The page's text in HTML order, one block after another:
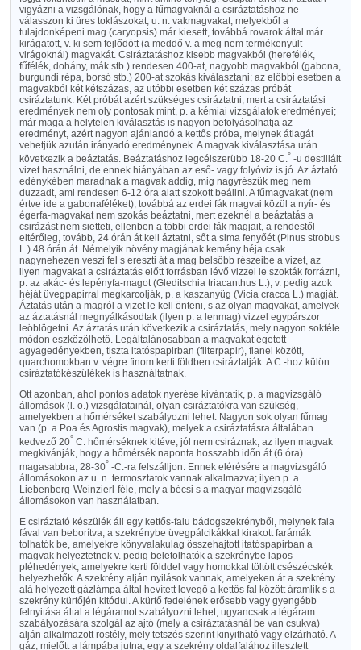
vigyázni a vizsgálónak, hogy a fűmagvaknál a csiráztatáshoz ne
válasszon ki üres toklászokat, u. n. vakmagvakat, melyekből a
tulajdonképeni mag (caryopsis) már kiesett, továbbá rovarok által már
kirágatott, v. ki sem fejlődött (a meddő v. a meg nem termékenyült
virágoknál) magvakát. Csiráztatáshoz kisebb magvakból (herefélék,
fűfélék, dohány, mák stb.) rendesen 400-at, nagyobb magvakból (gabona,
burgundi répa, borsó stb.) 200-at szokás kiválasztani; az előbbi esetben a
magvakból két kétszázas, az utóbbi esetben két százas próbát
csiráztatunk. Két próbát azért szükséges csiráztatni, mert a csiráztatási
eredmények nem oly pontosak mint, p. a kémiai vizsgálatok eredményei;
már maga a helytelen kiválasztás is nagyon befolyásolhatja az
eredményt, azért nagyon ajánlandó a kettős próba, melynek átlagát
vehetjük azután irányadó eredménynek. A magvak kiválasztása után
következik a beáztatás. Beáztatáshoz legcélszerübb 18-20 C.° -u destillált
vizet használni, de ennek hiányában az eső- vagy folyóviz is jó. Az áztató
edénykében maradnak a magvak addig, mig nagyrészük meg nem
duzzadt, ami rendesen 6-12 óra alatt szokott beállni. A fűmagvakat (nem
értve ide a gabonaféléket), továbbá az erdei fák magvai közül a nyír- és
égerfa-magvakat nem szokás beáztatni, mert ezeknél a beáztatás a
csirázást nem sietteti, ellenben a többi erdei fák magjait, a rendestől
eltérőleg, tovább, 24 órán át kell áztatni, sőt a sima fenyőét (Pinus strobus
L.) 48 órán át. Némelyik növény magjának kemény héja csak
nagynehezen veszi fel s ereszti át a mag belsőbb részeibe a vizet, az
ilyen magvakat a csiráztatás előtt forrásban lévő vizzel le szokták forrázni,
p. az akác- és lepényfa-magot (Gleditschia triacanthus L.), v. pedig azok
héját üvegpapirral megkarcolják, p. a kaszanyüg (Vicia cracca L.) magját.
Áztatás után a magról a vizet le kell önteni, s az olyan magvakat, amelyek
az áztatásnál megnyálkásodtak (ilyen p. a lenmag) vizzel egypárszor
leöblögetni. Az áztatás után következik a csiráztatás, mely nagyon sokféle
módon eszközölhető. Legáltalánosabban a magvakat égetett
agyagedényekben, tiszta itatóspapirban (filterpapir), flanel között,
quarchomokban v. végre finom kerti földben csiráztatják. A C.-hoz külön
csiráztatókészülékek is használtatnak.
Ott azonban, ahol pontos adatok nyerése kivántatik, p. a magvizsgáló
állomások (l. o.) vizsgálatainál, olyan csiráztatókra van szükség,
amelyekben a hőmérséket szabályozni lehet. Nagyon sok olyan fűmag
van (p. a Poa és Agrostis magvak), melyek a csiráztatásra általában
kedvező 20° C. hőmérséknek kitéve, jól nem csiráznak; az ilyen magvak
megkivánják, hogy a hőmérsék naponta hosszabb időn át (6 óra)
magasabbra, 28-30° -C.-ra felszálljon. Ennek elérésére a magvizsgáló
állomásokon az u. n. termosztatok vannak alkalmazva; ilyen p. a
Liebenberg-Weinzierl-féle, mely a bécsi s a magyar magvizsgáló
állomásokon van használatban.
E csiráztató készülék áll egy kettős-falu bádogszekrényből, melynek fala
fával van beborítva; a szekrénybe üvegpálcikákkal kirakott farámák
tolhatók be, amelyekre könyvalakulag összehajtott itatóspapirban a
magvak helyeztetnek v. pedig beletolhatók a szekrénybe lapos
pléhedények, amelyekre kerti földdel vagy homokkal töltött csészécskék
helyezhetők. A szekrény alján nyilások vannak, amelyeken át a szekrény
alá helyezett gázlámpa által hevített levegő a kettős fal között áramlik s a
szekrény kürtőjén kitódul. A kürtő fedelének erősebb vagy gyengébb
felnyitása által a légáramot szabályozni lehet, ugyancsak a légáram
szabályozására szolgál az ajtó (mely a csiráztatásnál be van csukva)
alján alkalmazott rostély, mely tetszés szerint kinyitható vagy elzárható. A
gáz, mielőtt a lámpába jutna, egy a szekrény oldalfalához illesztett